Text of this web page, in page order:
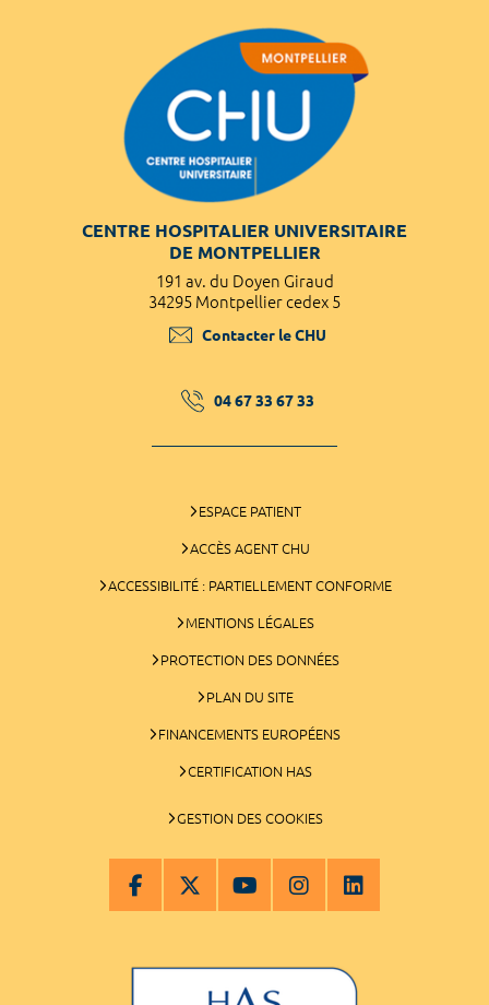
CENTRE HOSPITALIER UNIVERSITAIRE
DE MONTPELLIER
191 av. du Doyen Giraud
34295 Montpellier cedex 5
Contacter le CHU
04 67 33 67 33
ESPACE PATIENT
ACCÈS AGENT CHU
ACCESSIBILITÉ : PARTIELLEMENT CONFORME
MENTIONS LÉGALES
PROTECTION DES DONNÉES
PLAN DU SITE
FINANCEMENTS EUROPÉENS
CERTIFICATION HAS
GESTION DES COOKIES